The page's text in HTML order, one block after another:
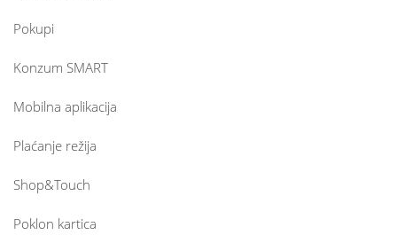
Pokupi
Konzum SMART
Mobilna aplikacija
Plaćanje režija
Shop&Touch
Poklon kartica